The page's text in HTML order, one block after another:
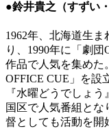
●鈴井貴之（すずい
1962年、北海道生
り、1990年に「劇
作品で人気を集めた
OFFICE CUE」を設
『水曜どうでしょ
国区で人気番組とな
督としても活動を開